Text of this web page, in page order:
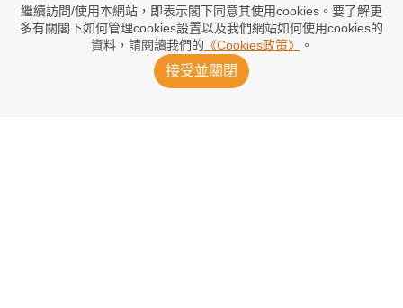
繼續訪問/使用本網站，即表示閣下同意其使用cookies。要了解更
多有關閣下如何管理cookies設置以及我們網站如何使用cookies的
資料，請閱讀我們的 《Cookies政策》 。
接受並關閉
卡蓮絲卡名利雙收：夠錢請個物理治療師
2026/06/10 15:17